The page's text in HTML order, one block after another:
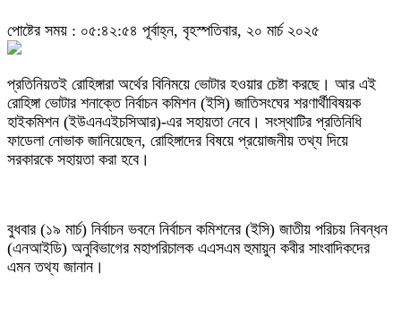
পোষ্টের সময় : ০৫:৪২:৫৪ পূর্বাহ্ন, বৃহস্পতিবার, ২০ মার্চ ২০২৫
প্রতিনিয়তই রোহিঙ্গারা অর্থের বিনিময়ে ভোটার হওয়ার চেষ্টা করছে। আর এই
রোহিঙ্গা ভোটার শনাক্তে নির্বাচন কমিশন (ইসি) জাতিসংঘের শরণার্থীবিষয়ক
হাইকমিশন (ইউএনএইচসিআর)-এর সহায়তা নেবে। সংস্থাটির প্রতিনিধি
ফাডেলা নোভাক জানিয়েছেন, রোহিঙ্গাদের বিষয়ে প্রয়োজনীয় তথ্য দিয়ে
সরকারকে সহায়তা করা হবে।
বুধবার (১৯ মার্চ) নির্বাচন ভবনে নির্বাচন কমিশনের (ইসি) জাতীয় পরিচয় নিবন্ধন
(এনআইডি) অনুবিভাগের মহাপরিচালক এএসএম হুমায়ুন কবীর সাংবাদিকদের
এমন তথ্য জানান।